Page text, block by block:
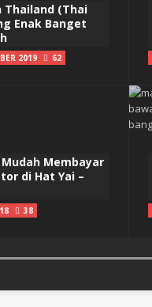
Thailand (Thai
Enak Banget
2019 62
Membayar
di Hat Yai –
38